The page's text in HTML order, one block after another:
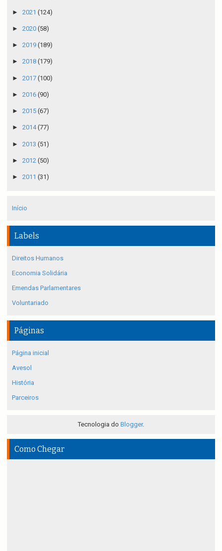
► 2021 (124)
► 2020 (58)
► 2019 (189)
► 2018 (179)
► 2017 (100)
► 2016 (90)
► 2015 (67)
► 2014(77)
► 2013 (51)
► 2012 (50)
► 2011 (31)
Início
Labels
Direitos Humanos
Economia Solidária
Emendas Parlamentares
Voluntariado
Páginas
Página inicial
Avesol
História
Parceiros
Tecnologia do Blogger.
Como Chegar